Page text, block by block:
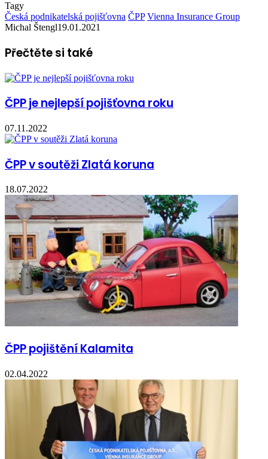
Tagy
Česká podnikatelská pojišťovna ČPP Vienna Insurance Group
Michal Štengl19.01.2021
Přečtěte si také
ČPP je nejlepší pojišťovna roku
07.11.2022
ČPP v soutěži Zlatá koruna
18.07.2022
ČPP pojištění Kalamita
02.04.2022